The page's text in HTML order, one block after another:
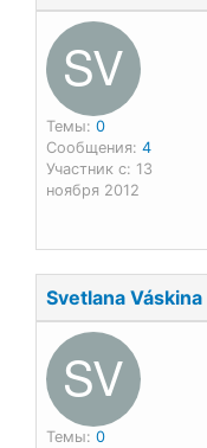
SV
Темы: 0
Сообщения: 4
Участник с: 13
ноября 2012
Svetlana Váskina
SV
Темы: 0